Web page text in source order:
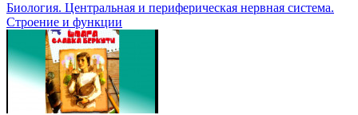
Биология. Центральная и периферическая нервная система.
Строение и функции